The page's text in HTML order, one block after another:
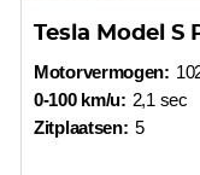
Tesla Model S
Motorvermogen:
0-100 km/u: 2,1 sec
Zitplaatsen: 5